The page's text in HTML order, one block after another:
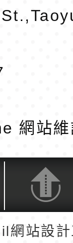
網站
返回頂端
網站設